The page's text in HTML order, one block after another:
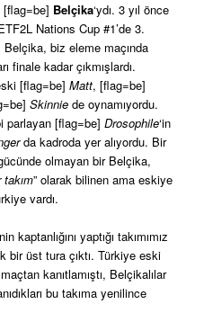
Belçika‘ydı. 3 yıl önce
Nations Cup #1’de 3.
Belçika, biz eleme maçında
finale kadar çıkmışlardı.
[flag=be]Matt, [flag=be]
Skinnie de oynamıyordu.
parlayan [flag=be]Drosophile‘in
da kadroda yer alıyordu. Bir
olmayan bir Belçika,
” olarak bilinen ama eskiye
vardı.
kaptanlığını yaptığı takımımız
bir üst tura çıktı. Türkiye eski
kanıtlamıştı, Belçikalılar
bu takıma yenilince